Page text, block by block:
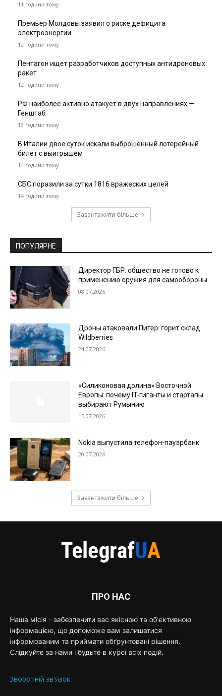
11 години тому
Премьер Молдовы заявил о риске дефицита
электроэнергии
12 години тому
Пентагон ищет разработчиков доступных антидроновых
ракет
12 години тому
РФ наиболее активно атакует в двух направлениях —
Генштаб
13 години тому
В Италии двое суток искали выброшенный лотерейный
билет с выигрышем
14 години тому
СБС поразили за сутки 1816 вражеских целей
14 години тому
Завантажити більше
ПОПУЛЯРНЕ
Директор ГБР: общество не готово к
применению оружия для самообороны
08.07.2026
Дроны атаковали Питер: горит склад
Wildberries
24.07.2026
«Силиконовая долина» Восточной
Европы: почему IT-гиганты и стартапы
выбирают Румынию
15.07.2026
Nokia выпустила телефон-пауэрбанк
20.07.2026
Завантажити більше
ПРО НАС
Наша місія - забезпечити вас якісною та об'єктивною
інформацією, що допоможе вам залишатися
інформованим та приймати обґрунтовані рішення.
Слідкуйте за нами і будьте в курсі всіх подій.
Зворотній зв'язок